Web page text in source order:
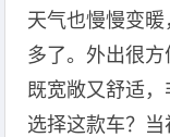
天气也慢慢变
多了。外出很
既宽敞又舒适
选择这款车？